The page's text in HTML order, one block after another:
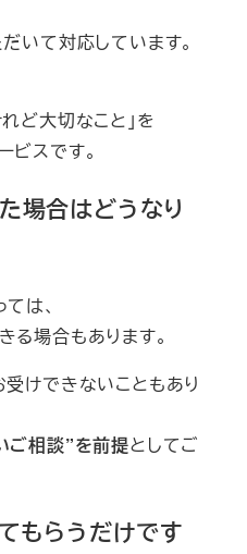
いて対応しています。
ど大切なこと」を
ビスです。
場合はどうなり
は、
る場合もあります。
けできないこともあり
ご相談”を前提としてご
もらうだけです